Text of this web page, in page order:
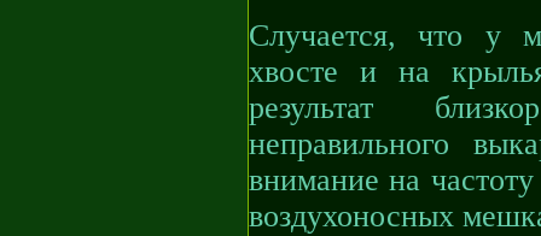
Случается, что у
хвосте и на
результат
неправильного
внимание на
воздухоносных